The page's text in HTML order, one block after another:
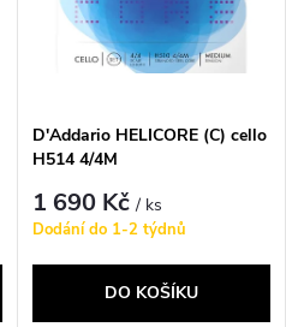
D'Addario HELICORE (C) cello
H514 4/4M
1 690 Kč/ ks
Dodání do 1-2 týdnů
DO KOŠÍKU